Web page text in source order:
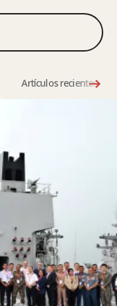
Artículos recientes